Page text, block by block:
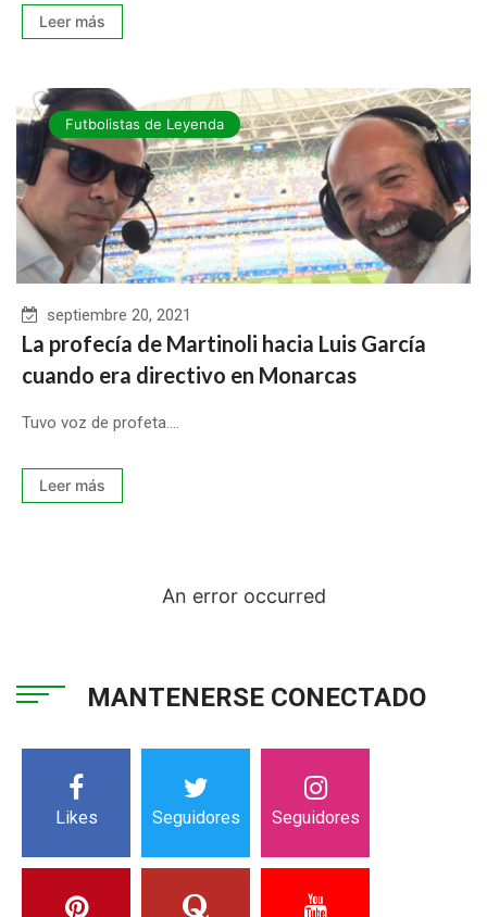
Leer más
Futbolistas de Leyenda
septiembre 20, 2021
La profecía de Martinoli hacia Luis García
cuando era directivo en Monarcas
Tuvo voz de profeta....
Leer más
An error occurred
MANTENERSE CONECTADO
Likes Seguidores Seguidores